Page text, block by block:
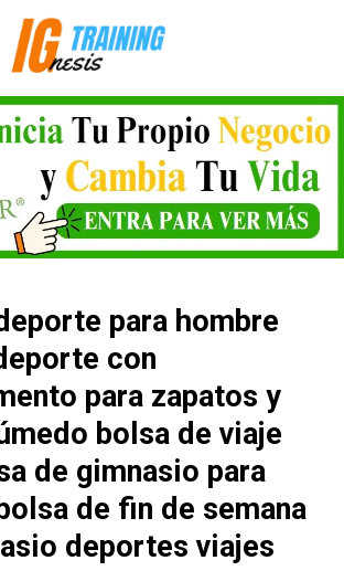
para hombre
con
para zapatos y
bolsa de viaje
de gimnasio para
de fin de semana
deportes viajes